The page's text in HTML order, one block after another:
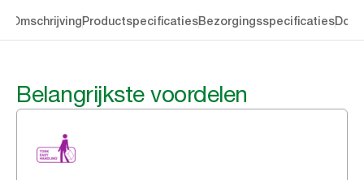
OmschrijvingProductspecificatiesBezorgingsspecificaties
Belangrijkste voordelen